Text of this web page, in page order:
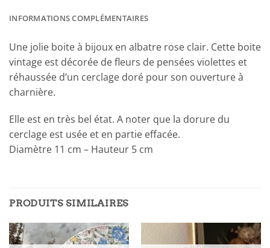
INFORMATIONS COMPLÉMENTAIRES
Une jolie boite à bijoux en albatre rose clair. Cette boite
vintage est décorée de fleurs de pensées violettes et
réhaussée d’un cerclage doré pour son ouverture à
charnière.
Elle est en très bel état. A noter que la dorure du
cerclage est usée et en partie effacée.
Diamètre 11 cm – Hauteur 5 cm
PRODUITS SIMILAIRES